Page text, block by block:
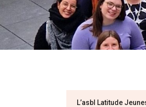
L’asbl Latitude